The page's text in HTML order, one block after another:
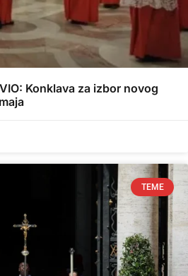
Konklava za izbor novog
TEME